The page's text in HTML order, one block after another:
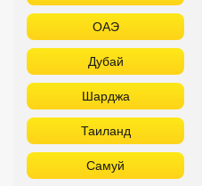
ОАЭ
Дубай
Шарджа
Таиланд
Самуй